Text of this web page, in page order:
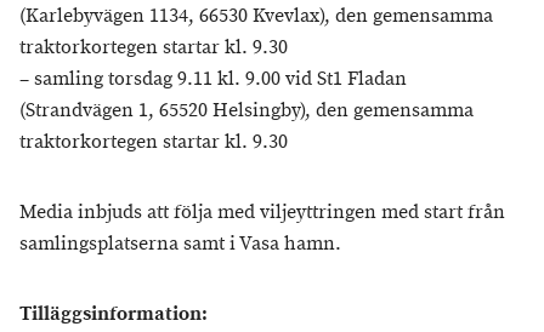
(Karlebyvägen 1134, 66530 Kvevlax), den gemensamma
traktorkortegen startar kl. 9.30
– samling torsdag 9.11 kl. 9.00 vid St1 Fladan
(Strandvägen 1, 65520 Helsingby), den gemensamma
traktorkortegen startar kl. 9.30
Media inbjuds att följa med viljeyttringen med start från
samlingsplatserna samt i Vasa hamn.
Tilläggsinformation: